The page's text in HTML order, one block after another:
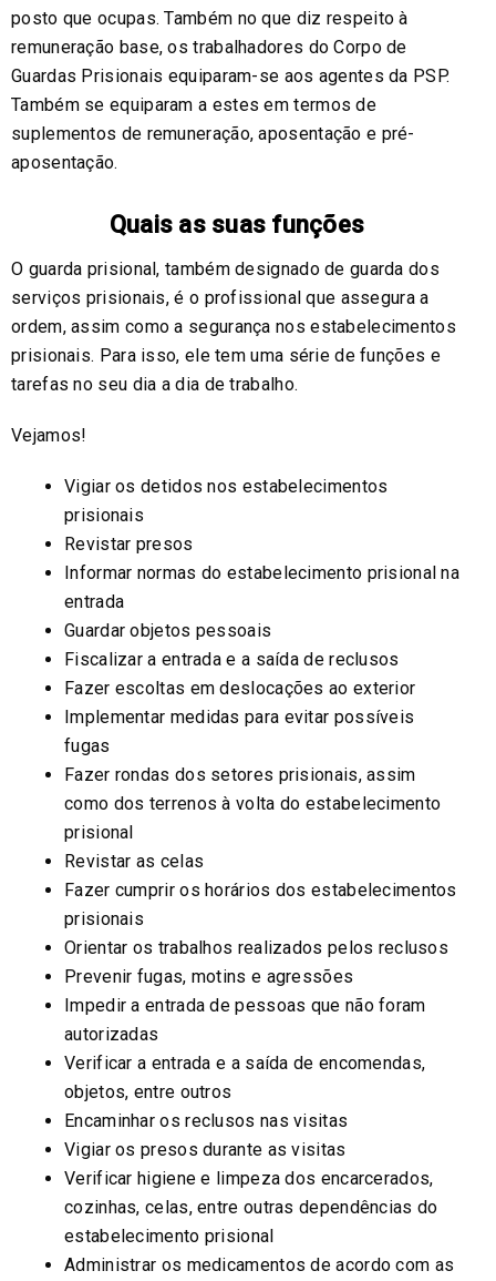
posto que ocupas. Também no que diz respeito à
remuneração base, os trabalhadores do Corpo de
Guardas Prisionais equiparam-se aos agentes da PSP.
Também se equiparam a estes em termos de
suplementos de remuneração, aposentação e pré-
aposentação.
Quais as suas funções
O guarda prisional, também designado de guarda dos
serviços prisionais, é o profissional que assegura a
ordem, assim como a segurança nos estabelecimentos
prisionais. Para isso, ele tem uma série de funções e
tarefas no seu dia a dia de trabalho.
Vejamos!
Vigiar os detidos nos estabelecimentos
prisionais
Revistar presos
Informar normas do estabelecimento prisional na
entrada
Guardar objetos pessoais
Fiscalizar a entrada e a saída de reclusos
Fazer escoltas em deslocações ao exterior
Implementar medidas para evitar possíveis
fugas
Fazer rondas dos setores prisionais, assim
como dos terrenos à volta do estabelecimento
prisional
Revistar as celas
Fazer cumprir os horários dos estabelecimentos
prisionais
Orientar os trabalhos realizados pelos reclusos
Prevenir fugas, motins e agressões
Impedir a entrada de pessoas que não foram
autorizadas
Verificar a entrada e a saída de encomendas,
objetos, entre outros
Encaminhar os reclusos nas visitas
Vigiar os presos durante as visitas
Verificar higiene e limpeza dos encarcerados,
cozinhas, celas, entre outras dependências do
estabelecimento prisional
Administrar os medicamentos de acordo com as